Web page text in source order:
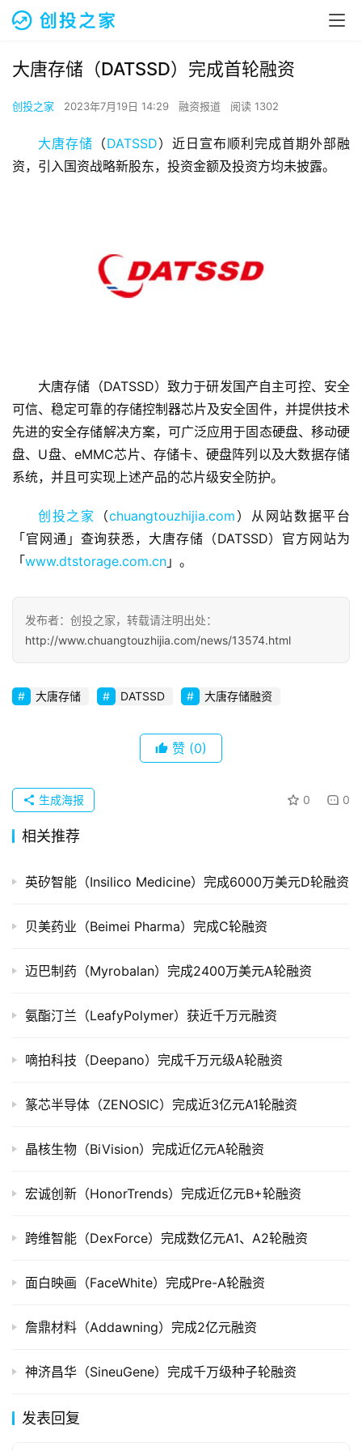
首
页
融
道
观
察
初
品
牌
发
购
重
司
市
创
数
学
登录 注册
大唐存储（DATSSD）完成首轮融资
创投之家 2023年7月19日 14:29 融资报道 阅读 1302
大唐存储 （DATSSD）近日宣布顺利完成首期外部融
资，引入国资战略新股东，投资金额及投资方均未披露。
大唐存储（DATSSD）致力于研发国产自主可控、安全
可信、稳定可靠的存储控制器芯片及安全固件，并提供技术
先进的安全存储解决方案，可广泛应用于固态硬盘、移动硬
盘、U盘、eMMC芯片、存储卡、硬盘阵列以及大数据存储
系统，并且可实现上述产品的芯片级安全防护。
创投之家 （chuangtouzhijia.com ）从网站数据平台
「官网通」查询获悉，大唐存储（DATSSD）官方网站为
「www.dtstorage.com.cn 」。
发布者：创投之家，转载请注明出处：
http://www.chuangtouzhijia.com/news/13574.html
大唐存储 DATSSD 大唐存储融资
赞 (0)
0 0
生成海报
相关推荐
英矽智能（Insilico Medicine）完成6000万美元D轮融资
贝美药业（Beimei Pharma）完成C轮融资
迈巴制药（Myrobalan）完成2400万美元A轮融资
氨酯汀兰（LeafyPolymer）获近千万元融资
嘀拍科技（Deepano）完成千万元级A轮融资
篆芯半导体（ZENOSIC）完成近3亿元A1轮融资
晶核生物（BiVision）完成近亿元A轮融资
宏诚创新（HonorTrends）完成近亿元B+轮融资
跨维智能（DexForce）完成数亿元A1、A2轮融资
面白映画（FaceWhite）完成Pre-A轮融资
詹鼎材料（Addawning）完成2亿元融资
神济昌华（SineuGene）完成千万级种子轮融资
发表回复